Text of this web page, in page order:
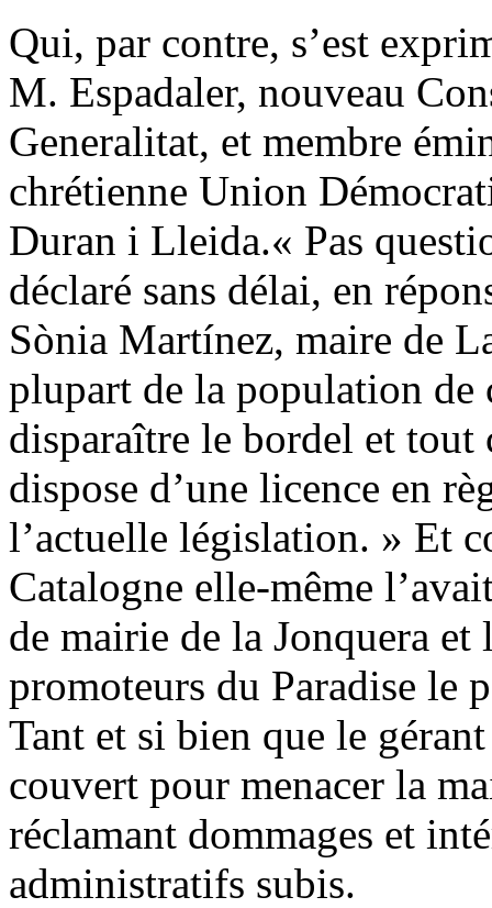
Qui, par contre, s’est
M. Espadaler, nouveau
Generalitat, et membre
chrétienne Union
Duran i Lleida.« Pas
déclaré sans délai, en
Sònia Martínez, maire de
plupart de la population
disparaître le bordel et tout
dispose d’une licence en
l’actuelle législation. » Et
Catalogne elle-même
de mairie de la Jonquera
promoteurs du Paradise le
Tant et si bien que le gérant
couvert pour menacer la
réclamant dommages et
administratifs subis.